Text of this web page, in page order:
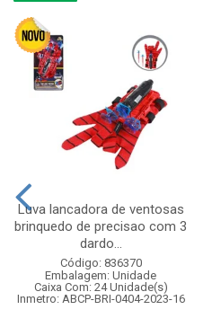
Luva lancadora de ventosas
brinquedo de precisao com 3
dardo...
Código: 836370
Embalagem: Unidade
Caixa Com: 24 Unidade(s)
Inmetro: ABCP-BRI-0404-2023-16